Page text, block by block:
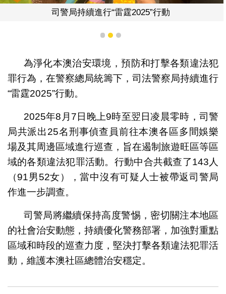
司警局持續進行“雷霆2025”行動
1 2 3
為淨化本澳治安環境，預防和打擊各類違法犯
罪行為，在警察總局統籌下，司法警察局持續進行
“雷霆2025”行動。
2025年8月7日晚上9時至翌日凌晨零時，司警
局共派出25名刑事偵查員前往本澳各區多間娛樂
場及其周邊區域進行巡查，旨在遏制旅遊旺區等區
域的各類違法犯罪活動。行動中合共截查了143人
（91男52女），當中沒有可疑人士被帶返司警局
作進一步調查。
司警局將繼續保持高度警惕，密切關注本地區
的社會治安動態，持續優化警務部署，加強對重點
區域和時段的巡查力度，堅決打擊各類違法犯罪活
動，維護本澳社區總體治安穩定。